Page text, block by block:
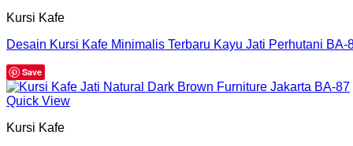
Kursi Kafe
Desain Kursi Kafe Minimalis Terbaru Kayu Jati Perhutani BA-
Save
Quick View
Kursi Kafe